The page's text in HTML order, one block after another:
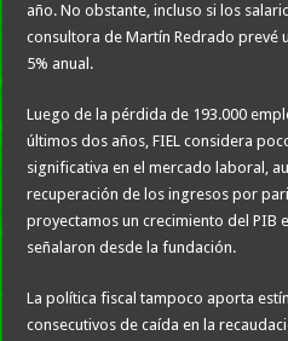
año. No obstante, incluso si los
consultora de Martín Redrado prevé
5% anual.
Luego de la pérdida de 193.000
últimos dos años, FIEL considera
significativa en el mercado laboral,
recuperación de los ingresos por
proyectamos un crecimiento del PIB
señalaron desde la fundación.
La política fiscal tampoco aporta
consecutivos de caída en la